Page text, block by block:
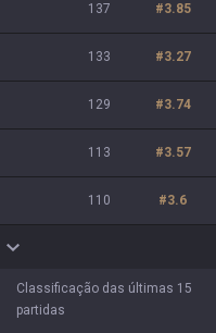
137 #3.85
133 #3.27
129 #3.74
113 #3.57
110 #3.6
Classificação das últimas 15
partidas